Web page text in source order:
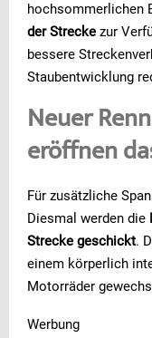
hochsommerlichen
der Strecke zur
bessere
Staubentwicklung
Neuer
eröffnen
Für zusätzliche
Diesmal werden die
Strecke geschickt.
einem körperlich
Motorräder
Werbung